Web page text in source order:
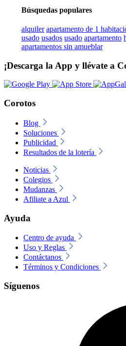
Búsquedas populares
alquiler apartamento de 1
usado usados usado apartamento
apartamentos sin amueblar
¡Descarga la App y llévate a
Corotos
Blog
Soluciones
Publicidad
Resultados de la lotería
Noticias
Colegios
Mudanzas
Afiliate a Azul
Ayuda
Centro de ayuda
Uso y Reglas
Contáctanos
Términos y Condiciones
Síguenos